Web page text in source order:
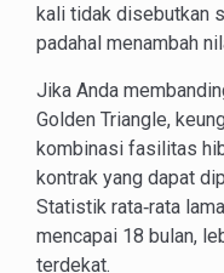
kali tidak disebutkan
padahal menambah
Jika Anda
Golden Triangle,
kombinasi fasilitas
kontrak yang dapat
Statistik rata‑rata
mencapai 18 bulan,
terdekat.